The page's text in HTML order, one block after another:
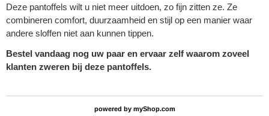
Deze pantoffels wilt u niet meer uitdoen, zo fijn zitten ze. Ze
combineren comfort, duurzaamheid en stijl op een manier waar
andere sloffen niet aan kunnen tippen.
Bestel vandaag nog uw paar en ervaar zelf waarom zoveel
klanten zweren bij deze pantoffels.
powered by myShop.com